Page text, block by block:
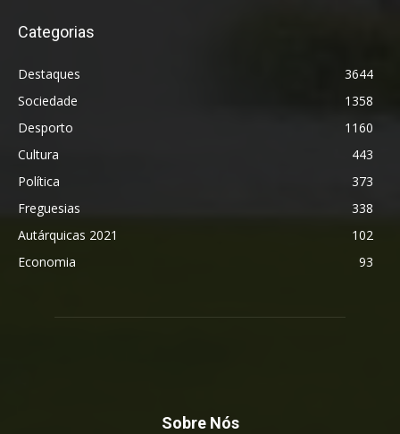
Categorias
Destaques
3644
Sociedade
1358
Desporto
1160
Cultura
443
Política
373
Freguesias
338
Autárquicas 2021
102
Economia
93
Sobre Nós